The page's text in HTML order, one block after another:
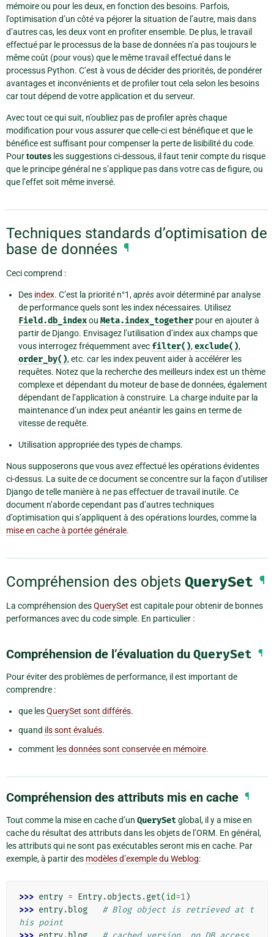
mémoire ou pour les deux, en fonction des besoins. Parfois,
l’optimisation d’un côté va péjorer la situation de l’autre, mais dans
d’autres cas, les deux vont en profiter ensemble. De plus, le travail
effectué par le processus de la base de données n’a pas toujours le
même coût (pour vous) que le même travail effectué dans le
processus Python. C’est à vous de décider des priorités, de pondérer
avantages et inconvénients et de profiler tout cela selon les besoins
car tout dépend de votre application et du serveur.
Avec tout ce qui suit, n’oubliez pas de profiler après chaque
modification pour vous assurer que celle-ci est bénéfique et que le
bénéfice est suffisant pour compenser la perte de lisibilité du code.
Pourtoutes les suggestions ci-dessous, il faut tenir compte du risque
que le principe général ne s’applique pas dans votre cas de figure, ou
que l’effet soit même inversé.
Techniques standards d’optimisation de
base de données ¶
Ceci comprend :
Des index. C’est la priorité n°1,aprèsavoir déterminé par analyse
de performance quels sont les index nécessaires. Utilisez
Field.db_indexou Meta.index_together pour en ajouter à
partir de Django. Envisagez l’utilisation d’index aux champs que
vous interrogez fréquemment avec filter(),exclude(),
order_by(), etc. car les index peuvent aider à accélérer les
requêtes. Notez que la recherche des meilleurs index est un thème
complexe et dépendant du moteur de base de données, également
dépendant de l’application à construire. La charge induite par la
maintenance d’un index peut anéantir les gains en terme de
vitesse de requête.
Utilisation appropriée des types de champs.
Nous supposerons que vous avez effectué les opérations évidentes
ci-dessus. La suite de ce document se concentre sur la façon d’utiliser
Django de telle manière à ne pas effectuer de travail inutile. Ce
document n’aborde cependant pas d’autres techniques
d’optimisation qui s’appliquent à des opérations lourdes, comme la
mise en cache à portée générale.
Compréhension des objets QuerySet ¶
La compréhension desQuerySet est capitale pour obtenir de bonnes
performances avec du code simple. En particulier :
Compréhension de l’évaluation du QuerySet ¶
Pour éviter des problèmes de performance, il est important de
comprendre :
que lesQuerySet sont différés.
quand ils sont évalués.
comment les données sont conservée en mémoire.
Compréhension des attributs mis en cache ¶
Tout comme la mise en cache d’un QuerySetglobal, il y a mise en
cache du résultat des attributs dans les objets de l’ORM. En général,
les attributs qui ne sont pas exécutables seront mis en cache. Par
exemple, à partir des modèles d’exemple du Weblog:
>>> entry = Entry.objects .get(id=1)
>>> entry. blog
# Blog object is retrieved at t
his point